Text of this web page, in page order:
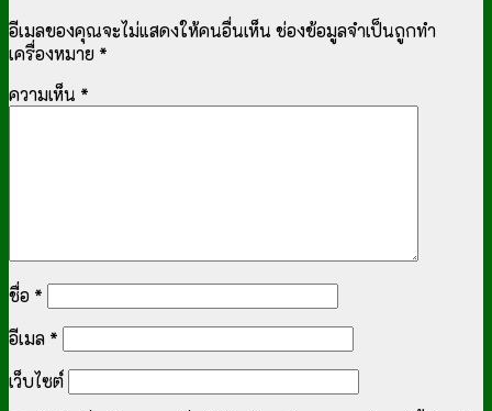
อีเมลของคุณจะไม่แสดงให้คนอื่นเห็น ช่องข้อมูลจำเป็นถูกทำ
เครื่องหมาย *
ความเห็น *
ชื่อ *
อีเมล *
เว็บไซต์